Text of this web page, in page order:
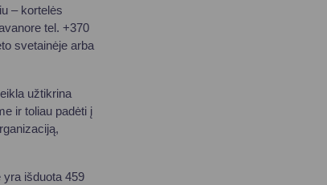
– kortelės
tel. +370
svetainėje arba
užtikrina
ir toliau padėti į
yra išduota 459